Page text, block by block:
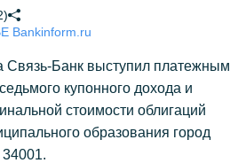
Bankinform.ru
Связь-Банк выступил платежным
купонного дохода и
стоимости облигаций
образования город